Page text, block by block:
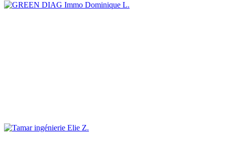
Dominique L.
Elie Z.